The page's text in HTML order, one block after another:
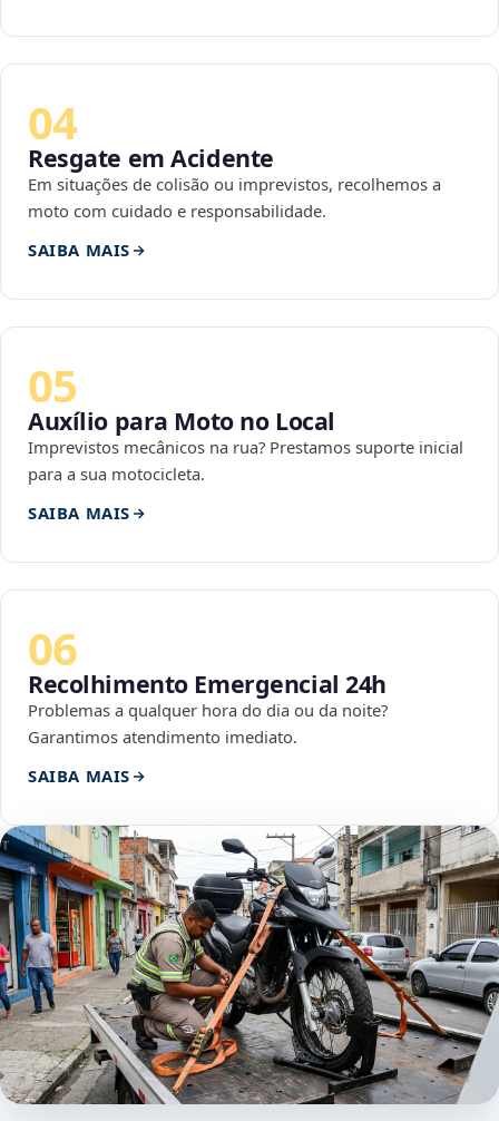
04
Resgate em Acidente
Em situações de colisão ou imprevistos, recolhemos a
moto com cuidado e responsabilidade.
SAIBA MAIS
05
Auxílio para Moto no Local
Imprevistos mecânicos na rua? Prestamos suporte inicial
para a sua motocicleta.
SAIBA MAIS
06
Recolhimento Emergencial 24h
Problemas a qualquer hora do dia ou da noite?
Garantimos atendimento imediato.
SAIBA MAIS